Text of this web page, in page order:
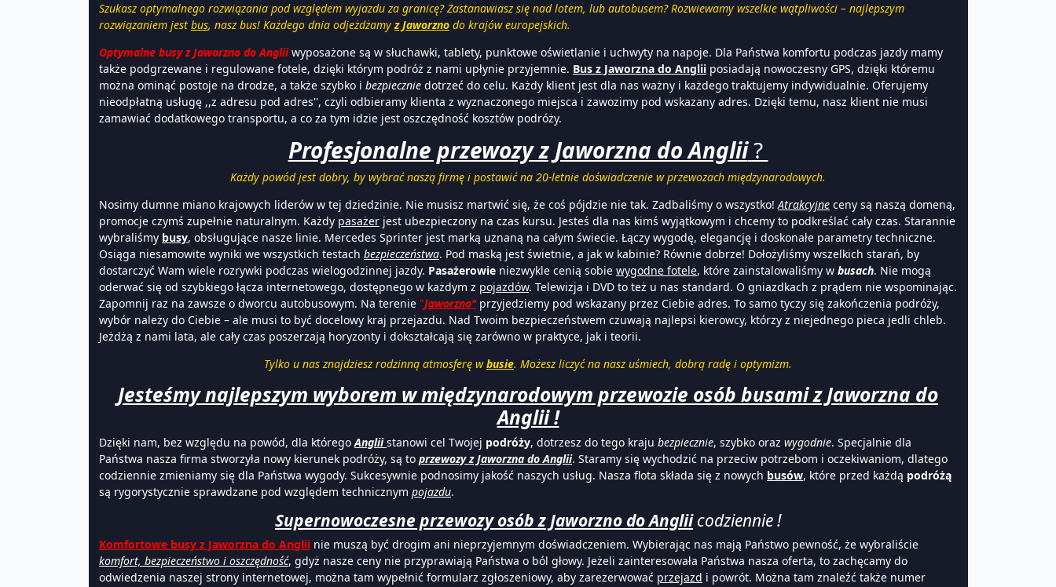
Szukasz optymalnego rozwiązania pod względem wyjazdu za granicę? Zastanawiasz się nad lotem, lub autobusem? Rozwiewamy wszelkie wątpliwości – najlepszym
rozwiązaniem jest bus, nasz bus! Każdego dnia odjeżdżamyz Jaworzno do krajów europejskich.
Optymalne busy z Jaworzno do Anglii wyposażone są w słuchawki, tablety, punktowe oświetlanie i uchwyty na napoje. Dla Państwa komfortu podczas jazdy mamy
także podgrzewane i regulowane fotele, dzięki którym podróż z nami upłynie przyjemnie. Bus z Jaworzna do Anglii posiadają nowoczesny GPS, dzięki któremu
można ominąć postoje na drodze, a także szybko i bezpiecznie dotrzeć do celu. Każdy klient jest dla nas ważny i każdego traktujemy indywidualnie. Oferujemy
nieodpłatną usługę ,,z adresu pod adres'', czyli odbieramy klienta z wyznaczonego miejsca i zawozimy pod wskazany adres. Dzięki temu, nasz klient nie musi
zamawiać dodatkowego transportu, a co za tym idzie jest oszczędność kosztów podróży.
Profesjonalne przewozy z Jaworzna do Anglii?
Każdy powód jest dobry, by wybrać naszą firmę i postawić na 20-letnie doświadczenie w przewozach międzynarodowych.
Nosimy dumne miano krajowych liderów w tej dziedzinie. Nie musisz martwić się, że coś pójdzie nie tak. Zadbaliśmy o wszystko!Atrakcyjne ceny są naszą domeną,
promocje czymś zupełnie naturalnym. Każdy pasażer jest ubezpieczony na czas kursu. Jesteś dla nas kimś wyjątkowym i chcemy to podkreślać cały czas. Starannie
wybraliśmy busy, obsługujące nasze linie. Mercedes Sprinter jest marką uznaną na całym świecie. Łączy wygodę, elegancję i doskonałe parametry techniczne.
Osiąga niesamowite wyniki we wszystkich testach bezpieczeństwa. Pod maską jest świetnie, a jak w kabinie? Równie dobrze! Dołożyliśmy wszelkich starań, by
dostarczyć Wam wiele rozrywki podczas wielogodzinnej jazdy. Pasażerowie niezwykle cenią sobie wygodne fotele, które zainstalowaliśmy w busach. Nie mogą
oderwać się od szybkiego łącza internetowego, dostępnego w każdym z pojazdów. Telewizja i DVD to też u nas standard. O gniazdkach z prądem nie wspominając.
Zapomnij raz na zawsze o dworcu autobusowym. Na terenie "Jaworzno"przyjedziemy pod wskazany przez Ciebie adres. To samo tyczy się zakończenia podróży,
wybór należy do Ciebie – ale musi to być docelowy kraj przejazdu. Nad Twoim bezpieczeństwem czuwają najlepsi kierowcy, którzy z niejednego pieca jedli chleb.
Jeżdżą z nami lata, ale cały czas poszerzają horyzonty i dokształcają się zarówno w praktyce, jak i teorii.
Tylko u nas znajdziesz rodzinną atmosferę wbusie. Możesz liczyć na nasz uśmiech, dobrą radę i optymizm.
Jesteśmy najlepszym wyborem w międzynarodowym przewozie osób busami z Jaworzna do
Anglii !
Dzięki nam, bez względu na powód, dla któregoAngliistanowi cel Twojej podróży, dotrzesz do tego kraju bezpiecznie, szybko oraz wygodnie. Specjalnie dla
Państwa nasza firma stworzyła nowy kierunek podróży, są to przewozy z Jaworzna do Anglii. Staramy się wychodzić na przeciw potrzebom i oczekiwaniom, dlatego
codziennie zmieniamy się dla Państwa wygody. Sukcesywnie podnosimy jakość naszych usług. Nasza flota składa się z nowych busów, które przed każdą podróżą
są rygorystycznie sprawdzane pod względem technicznym pojazdu.
Supernowoczesne przewozy osób z Jaworzno do Angliicodziennie !
Komfortowe busy z Jaworzna do Anglii nie muszą być drogim ani nieprzyjemnym doświadczeniem. Wybierając nas mają Państwo pewność, że wybraliście
komfort, bezpieczeństwo i oszczędność, gdyż nasze ceny nie przyprawiają Państwa o ból głowy. Jeżeli zainteresowała Państwa nasza oferta, to zachęcamy do
odwiedzenia naszej strony internetowej, można tam wypełnić formularz zgłoszeniowy, aby zarezerwować przejazd i powrót. Można tam znaleźć także numer